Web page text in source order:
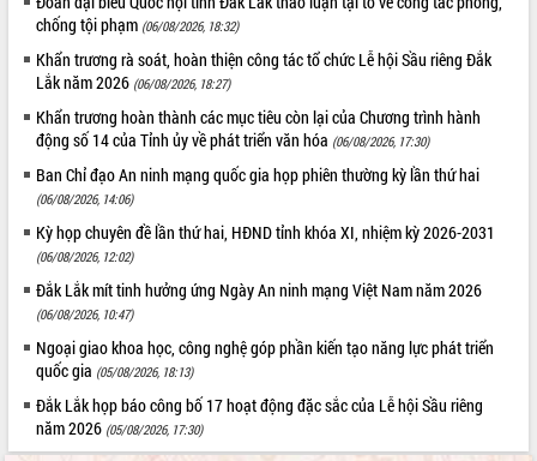
Bầu cử Quốc hội và HĐND: Cử tri Đắk
Lắk gửi gắm niềm tin, kỳ vọng vào lá
phiếu
Đắk Lắk sẵn sàng các điều kiện cho
Ngày hội bầu cử đại biểu Quốc hội
khóa XVI và HĐND các cấp nhiệm kỳ
Đảm bảo cuộc bầu cử đại biểu Quốc
hội và đại biểu HĐND các cấp diễn ra
an toàn, hiệu quả, đúng quy định
Thủ tướng Chính phủ Phạm Minh Chính
kiểm tra, chỉ đạo hoàn thành các dự
án cao tốc và thăm khu tái định cư tại
Đắk Lắk
Sôi nổi Hội đua ngựa truyền thống Gò
Thì Thùng mừng Xuân Bính Ngọ 2026
Lãnh đạo tỉnh dâng hương tưởng niệm
tại Đập Đồng Cam đầu Xuân Bính Ngọ
chống tội phạm (06/08/2026, 18:32)
Khẩn trương rà soát, hoàn thiện công tác tổ chức Lễ hội Sầu riêng Đắk
Lắk năm 2026 (06/08/2026, 18:27)
Khẩn trương hoàn thành các mục tiêu còn lại của Chương trình hành
động số 14 của Tỉnh ủy về phát triển văn hóa (06/08/2026, 17:30)
Ban Chỉ đạo An ninh mạng quốc gia họp phiên thường kỳ lần thứ hai
(06/08/2026, 14:06)
Kỳ họp chuyên đề lần thứ hai, HĐND tỉnh khóa XI, nhiệm kỳ 2026-2031
(06/08/2026, 12:02)
Đắk Lắk mít tinh hưởng ứng Ngày An ninh mạng Việt Nam năm 2026
(06/08/2026, 10:47)
Ngoại giao khoa học, công nghệ góp phần kiến tạo năng lực phát triển
quốc gia (05/08/2026, 18:13)
Đắk Lắk họp báo công bố 17 hoạt động đặc sắc của Lễ hội Sầu riêng
năm 2026 (05/08/2026, 17:30)